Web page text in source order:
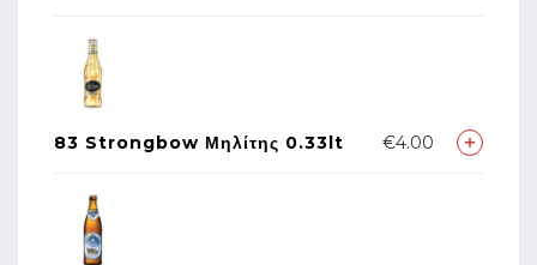
83 Strongbow Μηλίτης 0.33lt €4.00